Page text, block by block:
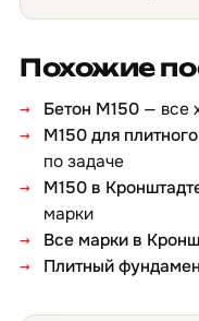
Похожие
Бетон М150 — все
М150 для
по задаче
М150 в
марки
Все марки в
Плитный